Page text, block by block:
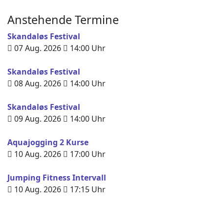
Anstehende Termine
Skandaløs Festival
07 Aug. 2026
14:00 Uhr
Skandaløs Festival
08 Aug. 2026
14:00 Uhr
Skandaløs Festival
09 Aug. 2026
14:00 Uhr
Aquajogging 2 Kurse
10 Aug. 2026
17:00 Uhr
Jumping Fitness Intervall
10 Aug. 2026
17:15 Uhr